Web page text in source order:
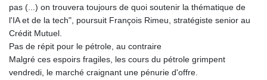
pas (...) on trouvera toujours de quoi soutenir la thématique de
l'IA et de la tech", poursuit François Rimeu, stratégiste senior au
Crédit Mutuel.
Pas de répit pour le pétrole, au contraire
Malgré ces espoirs fragiles, les cours du pétrole grimpent
vendredi, le marché craignant une pénurie d'offre.